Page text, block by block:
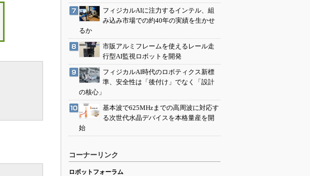
フィジカルAIに注力するインテル、組
み込み市場での約40年の実績を生かせ
るか
市販アルミフレームを使えるレール走
行型AI監視ロボットを開発
フィジカルAI時代のロボティクス新標
準、安全性は「後付け」でなく「設計
の核心」
基本波で625MHzまでの高周波に対応す
る次世代水晶デバイスを本格量産を開
始
コーナーリンク
ロボットフォーラム